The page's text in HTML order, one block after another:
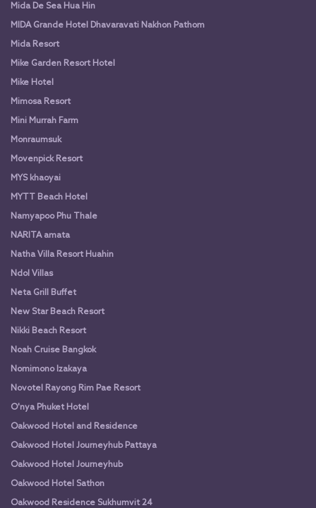
Mida De Sea Hua Hin
MIDA Grande Hotel Dhavaravati Nakhon Pathom
Mida Resort
Mike Garden Resort Hotel
Mike Hotel
Mimosa Resort
Mini Murrah Farm
Monraumsuk
Movenpick Resort
MYS khaoyai
MYTT Beach Hotel
Namyapoo Phu Thale
NARITA amata
Natha Villa Resort Huahin
Ndol Villas
Neta Grill Buffet
New Star Beach Resort
Nikki Beach Resort
Noah Cruise Bangkok
Nomimono Izakaya
Novotel Rayong Rim Pae Resort
O'nya Phuket Hotel
Oakwood Hotel and Residence
Oakwood Hotel Journeyhub Pattaya
Oakwood Hotel Journeyhub
Oakwood Hotel Sathon
Oakwood Residence Sukhumvit 24